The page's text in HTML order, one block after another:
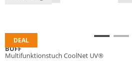
DEAL
BUFF
Multifunktionstuch CoolNet UV®